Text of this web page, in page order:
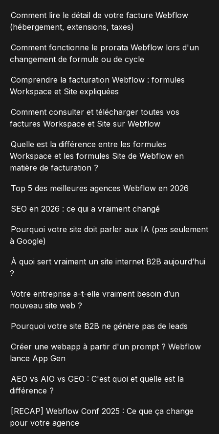
Comment lire le détail de votre facture Webflow
(hébergement, extensions, taxes)
Comment fonctionne le prorata Webflow lors d'un
changement de formule ou de cycle
Comprendre la facturation Webflow : formules
Workspace et Site expliquées
Comment consulter et télécharger toutes vos
factures Workspace et Site sur Webflow
Quelle est la différence entre les formules
Workspace et les formules Site de Webflow en
matière de facturation ?
Top 5 des meilleures agences Webflow en 2026
SEO en 2026 : ce qui a vraiment changé
Pourquoi votre site doit parler aux IA (pas seulement
à Google)
À quoi sert vraiment un site internet B2B aujourd’hui
?
Votre entreprise a-t-elle vraiment besoin d’un
nouveau site web ?
Pourquoi votre site B2B ne génère pas de leads
Créer une webapp à partir d'un prompt ? Webflow
lance App Gen
AEO vs AIO vs GEO : C'est quoi et quelle est la
différence ?
[RECAP] Webflow Conf 2025 : Ce que ça change
pour votre agence